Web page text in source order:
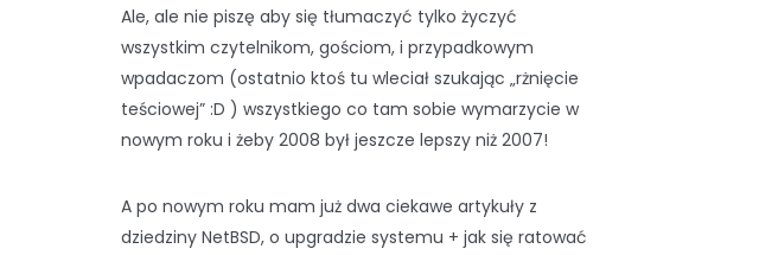
Ale, ale nie piszę aby się tłumaczyć tylko życzyć
wszystkim czytelnikom, gościom, i przypadkowym
wpadaczom (ostatnio ktoś tu wleciał szukając „rżnięcie
teściowej” :D ) wszystkiego co tam sobie wymarzycie w
nowym roku i żeby 2008 był jeszcze lepszy niż 2007!
A po nowym roku mam już dwa ciekawe artykuły z
dziedziny NetBSD, o upgradzie systemu + jak się ratować